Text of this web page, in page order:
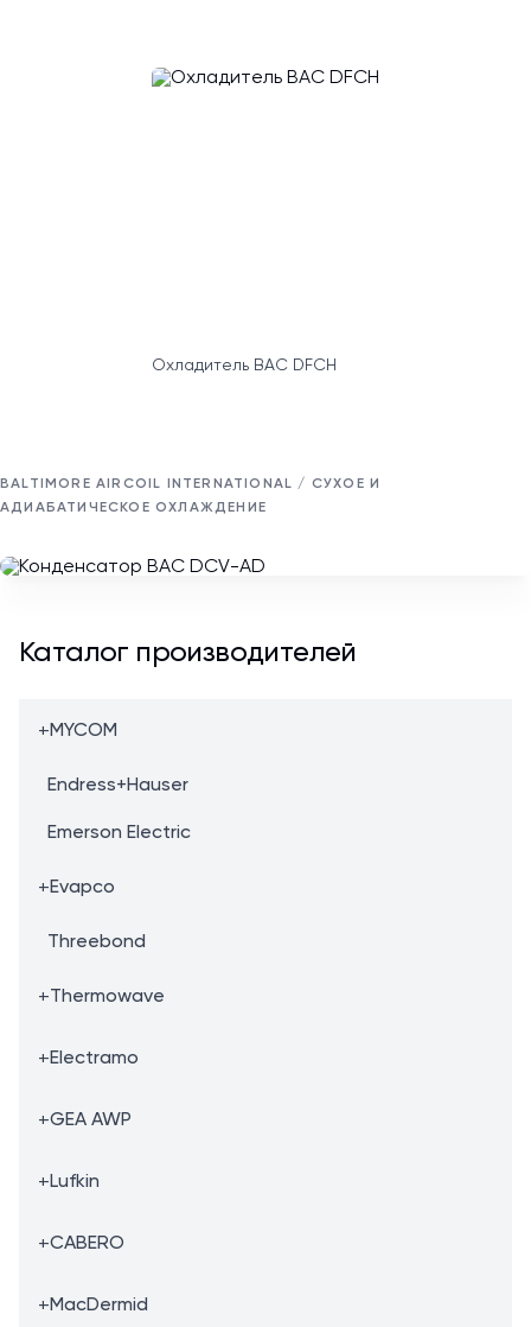
Охладитель BAC DFCH
BALTIMORE AIRCOIL INTERNATIONAL / СУХОЕ И
АДИАБАТИЧЕСКОЕ ОХЛАЖДЕНИЕ
Каталог производителей
+MYCOM
Endress+Hauser
Emerson Electric
+Evapco
Threebond
+Thermowave
+Electramo
+GEA AWP
+Lufkin
+CABERO
+MacDermid